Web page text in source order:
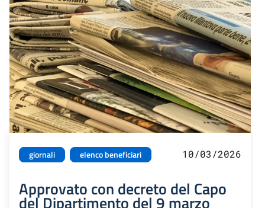
giornali elenco beneficiari 10/03/2026
Approvato con decreto del Capo
del Dipartimento del 9 marzo